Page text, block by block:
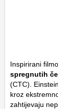
Inspirirani
spregnutih
(CTC).
kroz
zahtijevaju